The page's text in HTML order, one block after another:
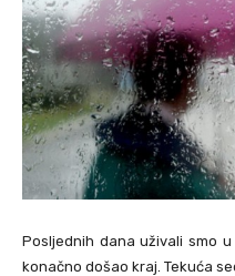
Posljednih dana uživali smo
konačno došao kraj. Tekuća